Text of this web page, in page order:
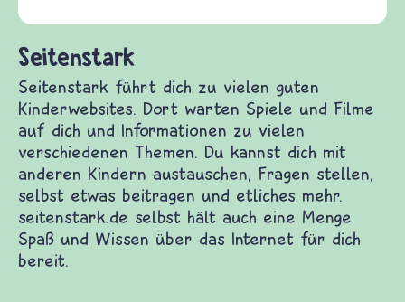
und Frieden, Streit und Gewalt.